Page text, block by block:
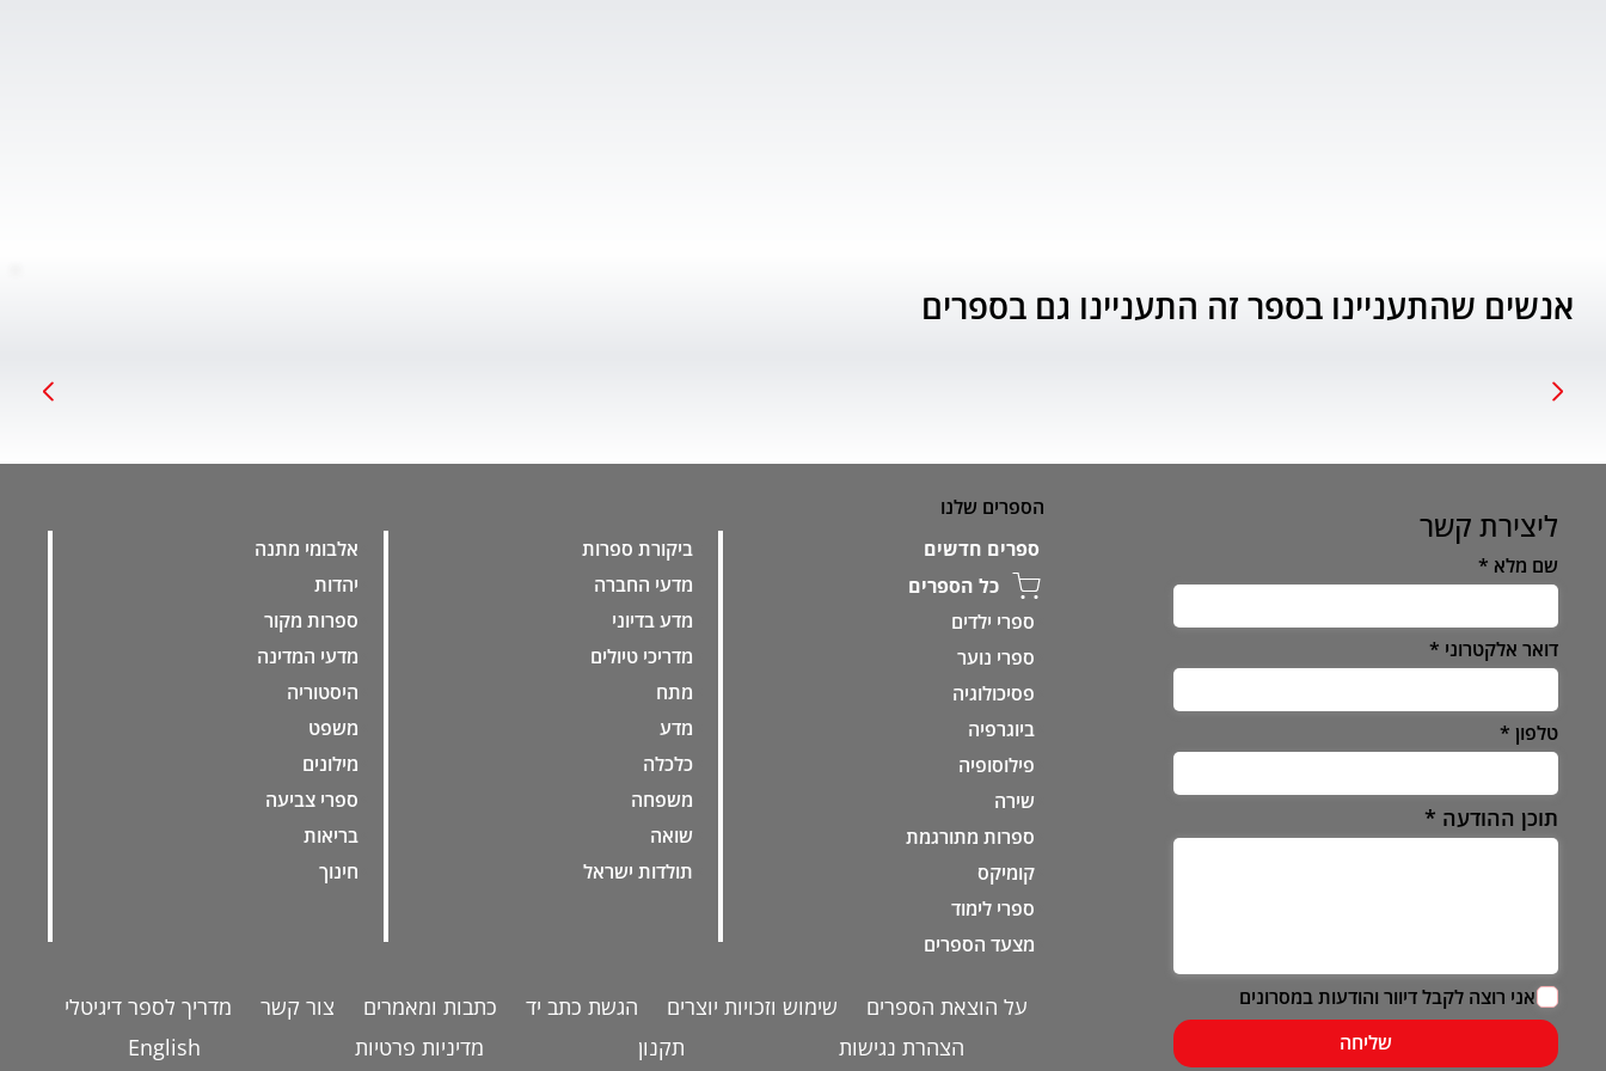
אנשים שהתעניינו בספר זה התעניינו גם בספרים
ליצירת קשר
שם מלא
דואר אלקטרוני
טלפון
תוכן ההודעה
אני רוצה לקבל דיוור והודעות במסרונים
שליחה
הספרים שלנו
ספרים חדשים
כל הספרים
ספרי ילדים
ספרי נוער
פסיכולוגיה
ביוגרפיה
פילוסופיה
שירה
ספרות מתורגמת
קומיקס
ספרי לימוד
מצעד הספרים
ביקורת ספרות
מדעי החברה
מדע בדיוני
מדריכי טיולים
מתח
מדע
כלכלה
משפחה
שואה
תולדות ישראל
אלבומי מתנה
יהדות
ספרות מקור
מדעי המדינה
היסטוריה
משפט
מילונים
ספרי צביעה
בריאות
חינוך
על הוצאת הספרים שימוש וזכויות יוצרים הגשת כתב יד כתבות ומאמרים צור קשר
מדריך לספר דיגיטלי
הצהרת נגישות
תקנון מדיניות פרטיות English